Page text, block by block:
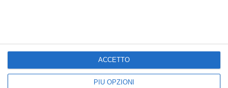
PIÙ OPZIONI
ACCETTO